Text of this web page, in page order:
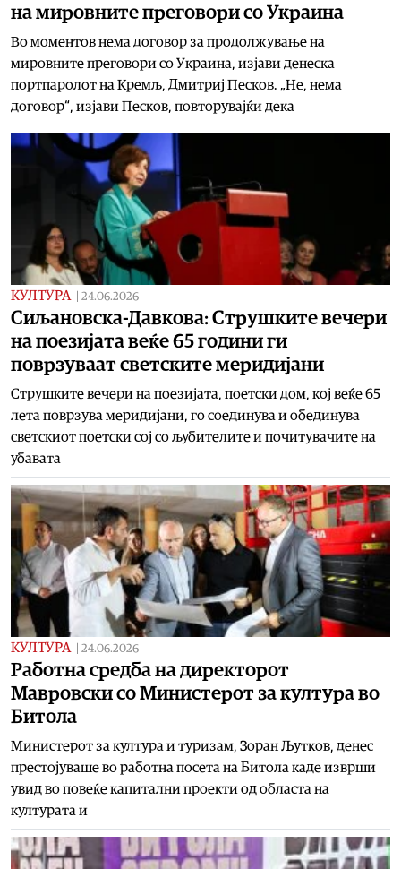
на мировните преговори со Украина
Во моментов нема договор за продолжување на
мировните преговори со Украина, изјави денеска
портпаролот на Кремљ, Дмитриј Песков. „Не, нема
договор“, изјави Песков, повторувајќи дека
КУЛТУРА 24.06.2026
Сиљановска-Давкова: Струшките вечери
на поезијата веќе 65 години ги
поврзуваат светските меридијани
Струшките вечери на поезијата, поетски дом, кој веќе 65
лета поврзува меридијани, го соединува и обединува
светскиот поетски сој со љубителите и почитувачите на
убавата
КУЛТУРА 24.06.2026
Работна средба на директорот
Мавровски со Министерот за култура во
Битола
Министерот за култура и туризам, Зоран Љутков, денес
престојуваше во работна посета на Битола каде изврши
увид во повеќе капитални проекти од областа на
културата и